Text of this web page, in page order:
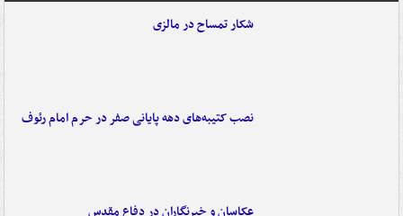
شکار تمساح در مالزی
نصب کتیبه‌های دهه پایانی صفر در حرم امام رئوف